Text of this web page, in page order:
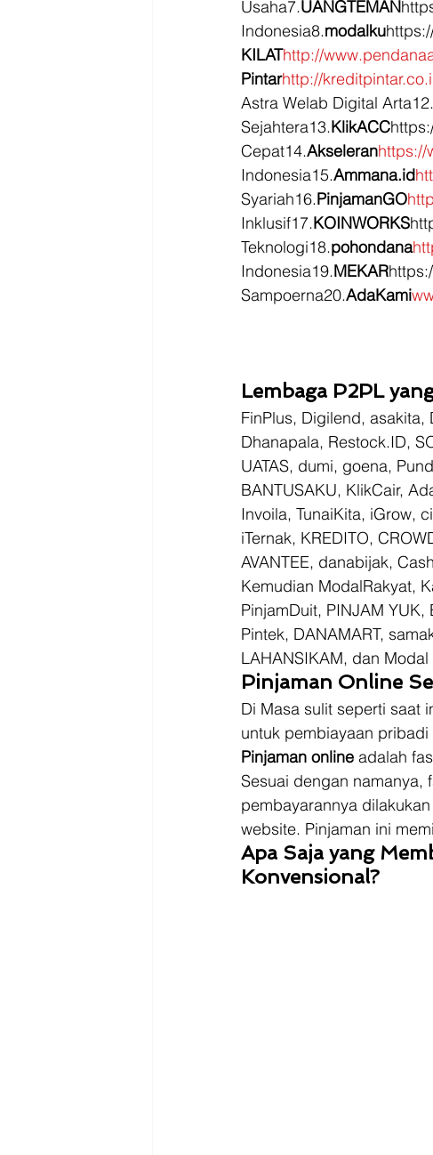
Usaha7.UANGTEMAN
Indonesia8.modalku
KILAThttp://
Pintarhttp://
Astra Welab Digital Arta12.
Sejahtera13.KlikACC
Cepat14.Akseleranhttps://
Indonesia15.Ammana.id
Syariah16.PinjamanGO
Inklusif17.KOINWORKS
Teknologi18.pohondana
Indonesia19.MEKAR
Sampoerna20.AdaKami
Lembaga P2PL
FinPlus, Digilend,
Dhanapala, Restock.ID,
UATAS, dumi, goena,
BANTUSAKU, KlikCair,
Invoila, TunaiKita, iGrow,
iTernak, KREDITO,
AVANTEE, danabijak,
Kemudian ModalRakyat,
PinjamDuit, PINJAM
Pintek, DANAMART,
LAHANSIKAM, dan Modal
Pinjaman Online
Di Masa sulit seperti saat
untuk pembiayaan
Pinjaman online adalah
Sesuai dengan namanya,
pembayarannya
website. Pinjaman ini
Apa Saja yang
Konvensional?